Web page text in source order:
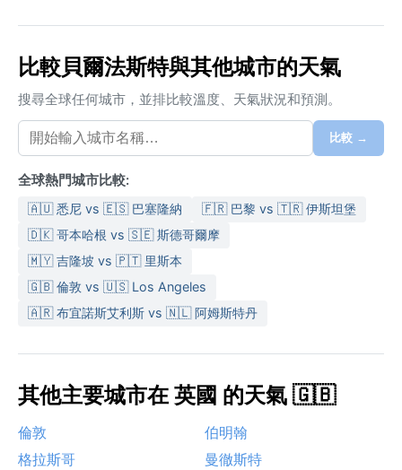
比較貝爾法斯特與其他城市的天氣
搜尋全球任何城市，並排比較溫度、天氣狀況和預測。
比較 →
全球熱門城市比較:
🇦🇺 悉尼 vs 🇪🇸 巴塞隆納
🇫🇷 巴黎 vs 🇹🇷 伊斯坦堡
🇩🇰 哥本哈根 vs 🇸🇪 斯德哥爾摩
🇲🇾 吉隆坡 vs 🇵🇹 里斯本
🇬🇧 倫敦 vs 🇺🇸 Los Angeles
🇦🇷 布宜諾斯艾利斯 vs 🇳🇱 阿姆斯特丹
其他主要城市在 英國 的天氣 🇬🇧
倫敦
伯明翰
格拉斯哥
曼徹斯特